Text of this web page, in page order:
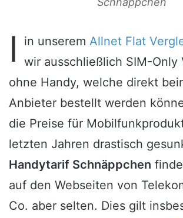
I in unserem Allnet Flat
wir ausschließlich SIM-Only
ohne Handy, welche direkt
Anbieter bestellt werden
die Preise für
letzten Jahren drastisch
Handytarif Schnäppchen
auf den Webseiten von
Co. aber selten. Dies gilt